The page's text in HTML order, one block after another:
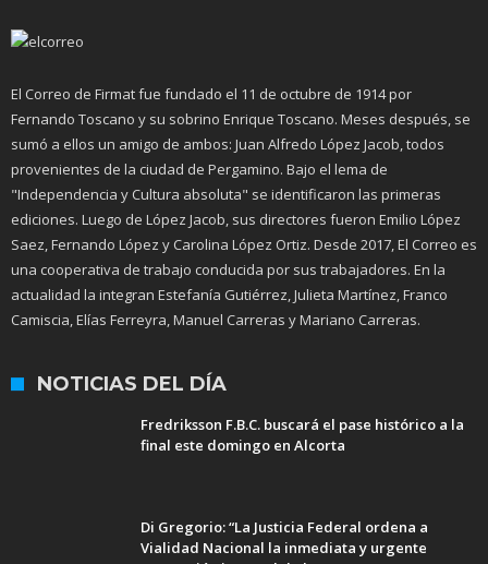
El Correo de Firmat fue fundado el 11 de octubre de 1914 por
Fernando Toscano y su sobrino Enrique Toscano. Meses después, se
sumó a ellos un amigo de ambos: Juan Alfredo López Jacob, todos
provenientes de la ciudad de Pergamino. Bajo el lema de
"Independencia y Cultura absoluta" se identificaron las primeras
ediciones. Luego de López Jacob, sus directores fueron Emilio López
Saez, Fernando López y Carolina López Ortiz. Desde 2017, El Correo es
una cooperativa de trabajo conducida por sus trabajadores. En la
actualidad la integran Estefanía Gutiérrez, Julieta Martínez, Franco
Camiscia, Elías Ferreyra, Manuel Carreras y Mariano Carreras.
NOTICIAS DEL DÍA
Fredriksson F.B.C. buscará el pase histórico a la
final este domingo en Alcorta
Di Gregorio: “La Justicia Federal ordena a
Vialidad Nacional la inmediata y urgente